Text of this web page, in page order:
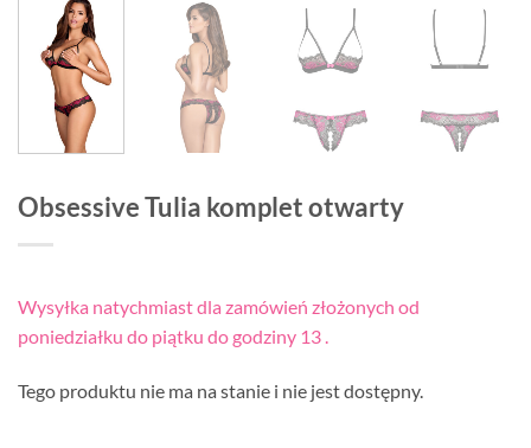
Obsessive Tulia komplet otwarty
Wysyłka natychmiast dla zamówień złożonych od
poniedziałku do piątku do godziny 13 .
Tego produktu nie ma na stanie i nie jest dostępny.